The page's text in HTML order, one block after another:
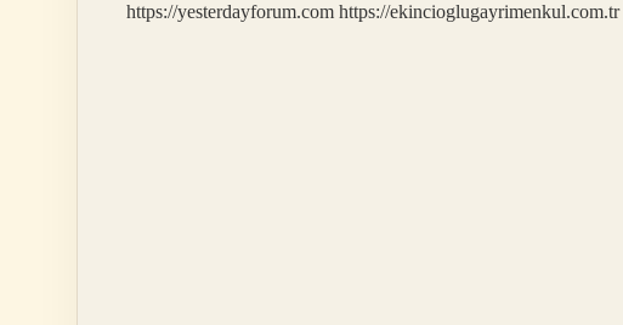
https://yesterdayforum.com https://ekincioglugayrimenkul.com.tr